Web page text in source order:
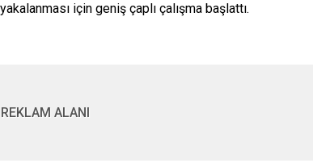
için geniş çaplı çalışma başlattı.
REKLAM ALANI